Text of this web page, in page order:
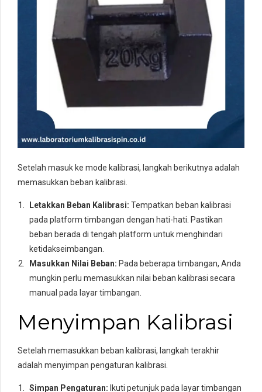
Setelah masuk ke mode kalibrasi, langkah berikutnya adalah
memasukkan beban kalibrasi.
Letakkan Beban Kalibrasi: Tempatkan beban kalibrasi
pada platform timbangan dengan hati-hati. Pastikan
beban berada di tengah platform untuk menghindari
ketidakseimbangan.
Masukkan Nilai Beban: Pada beberapa timbangan, Anda
mungkin perlu memasukkan nilai beban kalibrasi secara
manual pada layar timbangan.
Menyimpan Kalibrasi
Setelah memasukkan beban kalibrasi, langkah terakhir
adalah menyimpan pengaturan kalibrasi.
Simpan Pengaturan: Ikuti petunjuk pada layar timbangan